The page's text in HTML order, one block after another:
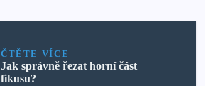
ČTĚTE VÍCE
Jak správně řezat horní část
fikusu?